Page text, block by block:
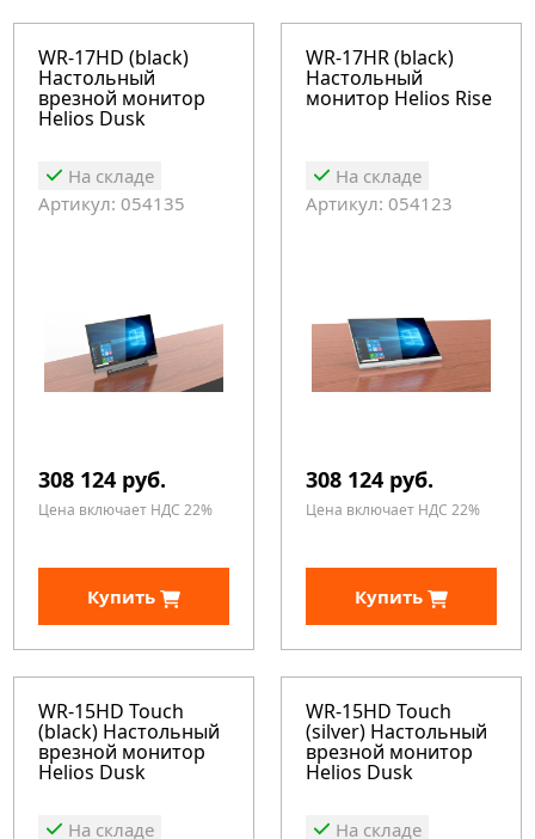
WR-17HD (black)
Настольный
врезной монитор
Helios Dusk
На складе
Артикул: 054135
308 124 руб.
Цена включает НДС 22%
Купить
WR-17HR (black)
Настольный
монитор Helios Rise
На складе
Артикул: 054123
308 124 руб.
Цена включает НДС 22%
Купить
WR-15HD Touch
(black) Настольный
врезной монитор
Helios Dusk
На складе
WR-15HD Touch
(silver) Настольный
врезной монитор
Helios Dusk
На складе